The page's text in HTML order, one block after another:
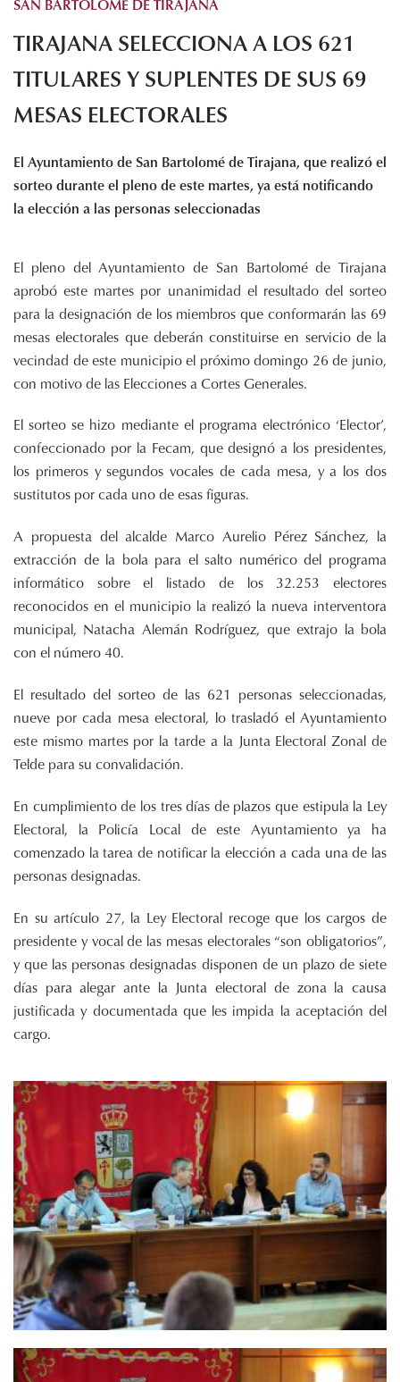
Servicios
Noticias
Documentos
Audiovisuales
Transparencia
Contacto
SAN BARTOLOMÉ DE TIRAJANA
TIRAJANA SELECCIONA A LOS 621
TITULARES Y SUPLENTES DE SUS 69
MESAS ELECTORALES
El Ayuntamiento de San Bartolomé de Tirajana, que realizó el
sorteo durante el pleno de este martes, ya está notificando
la elección a las personas seleccionadas
El pleno del Ayuntamiento de San Bartolomé de Tirajana
aprobó este martes por unanimidad el resultado del sorteo
para la designación de los miembros que conformarán las 69
mesas electorales que deberán constituirse en servicio de la
vecindad de este municipio el próximo domingo 26 de junio,
con motivo de las Elecciones a Cortes Generales.
El sorteo se hizo mediante el programa electrónico ‘Elector’,
confeccionado por la Fecam, que designó a los presidentes,
los primeros y segundos vocales de cada mesa, y a los dos
sustitutos por cada uno de esas figuras.
A propuesta del alcalde Marco Aurelio Pérez Sánchez, la
extracción de la bola para el salto numérico del programa
informático sobre el listado de los 32.253 electores
reconocidos en el municipio la realizó la nueva interventora
municipal, Natacha Alemán Rodríguez, que extrajo la bola
con el número 40.
El resultado del sorteo de las 621 personas seleccionadas,
nueve por cada mesa electoral, lo trasladó el Ayuntamiento
este mismo martes por la tarde a la Junta Electoral Zonal de
Telde para su convalidación.
En cumplimiento de los tres días de plazos que estipula la Ley
Electoral, la Policía Local de este Ayuntamiento ya ha
comenzado la tarea de notificar la elección a cada una de las
personas designadas.
En su artículo 27, la Ley Electoral recoge que los cargos de
presidente y vocal de las mesas electorales “son obligatorios”,
y que las personas designadas disponen de un plazo de siete
días para alegar ante la Junta electoral de zona la causa
justificada y documentada que les impida la aceptación del
cargo.